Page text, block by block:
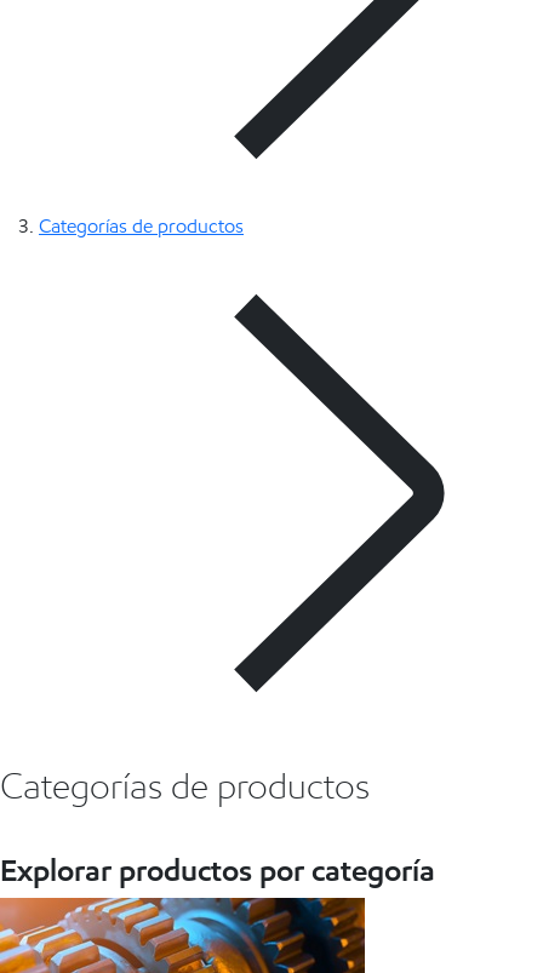
Categorías de productos
Categorías de productos
Explorar productos por categoría